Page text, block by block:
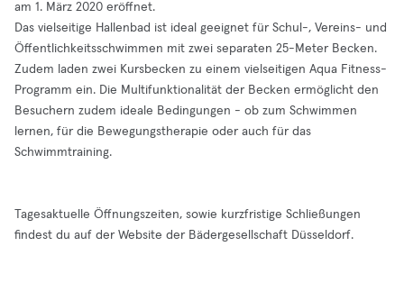
am 1. März 2020 eröffnet.
Das vielseitige Hallenbad ist ideal geeignet für Schul-, Vereins- und
Öffentlichkeitsschwimmen mit zwei separaten 25-Meter Becken.
Zudem laden zwei Kursbecken zu einem vielseitigen Aqua Fitness-
Programm ein. Die Multifunktionalität der Becken ermöglicht den
Besuchern zudem ideale Bedingungen - ob zum Schwimmen
lernen, für die Bewegungstherapie oder auch für das
Schwimmtraining.
Tagesaktuelle Öffnungszeiten, sowie kurzfristige Schließungen
findest du auf der Website der Bädergesellschaft Düsseldorf.